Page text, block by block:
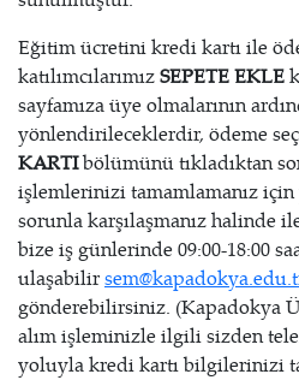
Eğitim ücretini kredi kartı ile
katılımcılarımızSEPETE EKLE
sayfamıza üye olmalarının
yönlendirileceklerdir, ödeme
KARTIbölümünü tıkladıktan
işlemlerinizi tamamlamanız
sorunla karşılaşmanız halinde
bize iş günlerinde 09:00-18:00
ulaşabilir
gönderebilirsiniz. (Kapadokya
alım işleminizle ilgili sizden
yoluyla kredi kartı bilgilerinizi